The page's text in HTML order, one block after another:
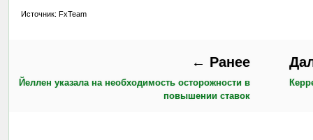
Источник: FxTeam
← Ранее
Йеллен указала на необходимость осторожности в
повышении ставок